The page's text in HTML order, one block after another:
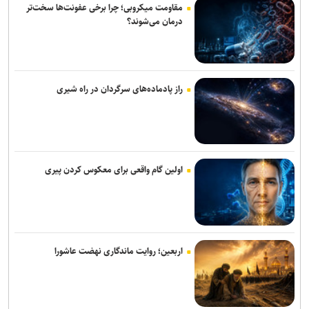
بازطراحی زیست‌بوم فناوری و نوآوری دانشگاه‌ها
بررسی راهکار‌های تاب آوری و خدمات مستمر آب در شرایط جنگی
گام بلند جهاددانشگاهی برای رفع ناترازی انرژی با بومی‌سازی اینورترهای
توان‌بالا/ بازتعریف مشاغل؛ راهکار موثر برای خروج از بن‌بست اشتغال+
فیلم
هوش مصنوعی می‌تواند به ایجاد واکسن‌های سرطان شخصی‌سازی‌شده‌تر
کمک کند
بررسی آسیب‌پذیری هزار شهر ایران در برابر آلودگی هوا
پایان‌نامه‌ها و رساله‌ها در مسیر «هوش مصنوعی قرآنی» هدفمند می‌شوند/
باید مراقب خطاهای هوش مصنوعی در تولید محتوای قرآنی باشیم
معاون تحقیقات وزارت بهداشت: اینترنت دانشگاه‌ها در شرایط مشابه
جنگ قطع نمی‌شود/ بازنگری در مدیریت کادر درمان پس از جنگ ۴۰ روزه
هوش مصنوعی در خدمت پژوهش‌های قرآنی/ نخستین نشست کارگروه
مقاومت میکروبی؛ چرا برخی عفونت‌ها سخت‌تر
درمان می‌شوند؟
راز پادماده‌های سرگردان در راه شیری
اولین گام واقعی برای معکوس کردن پیری
اربعین؛ روایت ماندگاری نهضت عاشورا